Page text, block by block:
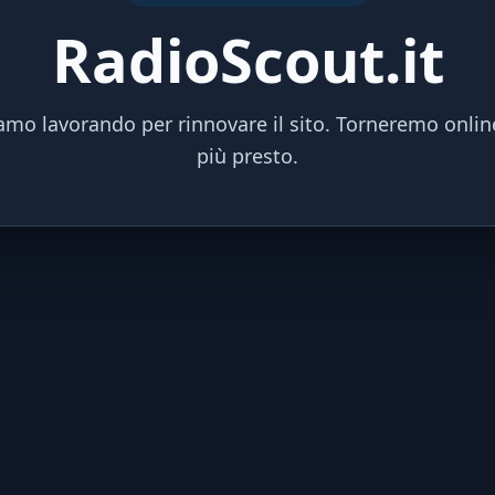
RadioScout.it
lavorando per rinnovare il sito. Torneremo
più presto.